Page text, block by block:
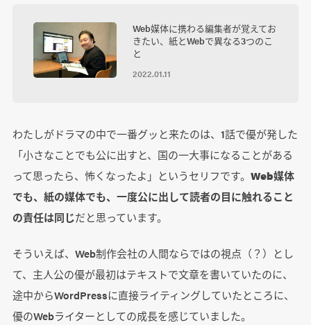
Web媒体に携わる編集者が覚えてお
きたい、紙とWebで異なる3つのこ
と
2022.01.11
わたしがドラマの中で一番グッと来たのは、1話で優が発した
「小さなことでも公に出すと、国の一大事になることがある
って思ったら、怖くなったよ」というセリフです。 Web媒体
でも、紙の媒体でも、一度公に出して読者の目に触れること
の責任は同じだと思っています。
そういえば、Web制作会社の人間ならではの視点（？）とし
て、主人公の優が最初はテキストで文章を書いていたのに、
途中からWordPressに直接ライティングしていたところに、
優のWebライターとしての成長を感じていました。